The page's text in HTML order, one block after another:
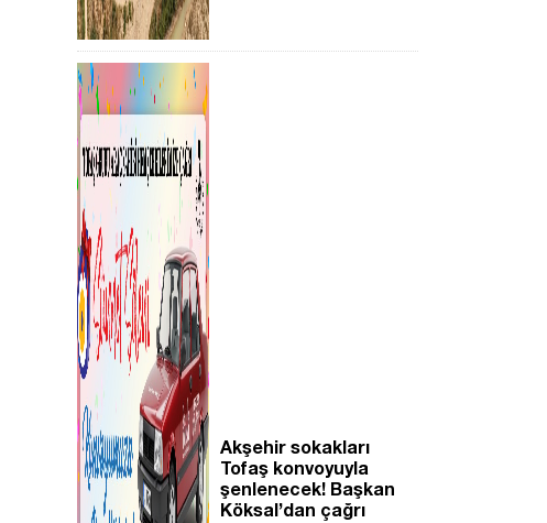
Akşehir sokakları
Tofaş konvoyuyla
şenlenecek! Başkan
Köksal’dan çağrı